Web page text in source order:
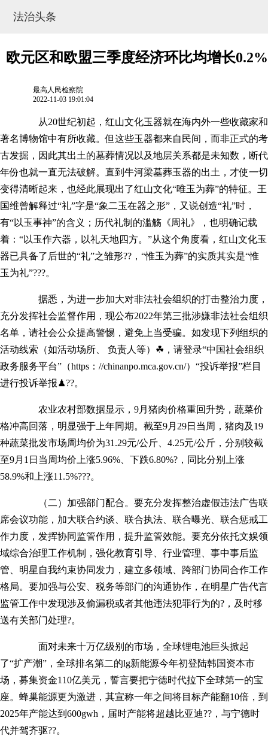
法治头条
欧元区和欧盟三季度经济环比均增长0.2%
最高人民检察院
2022-11-03 19:01:04
从20世纪初起，红山文化玉器就在海内外一些收藏家和
著名博物馆中有所收藏。但这些玉器都来自民间，而非正式的考
古发掘，因此其出土的墓葬情况以及地层关系都是未知数，断代
年份也就一直无法破解。直到牛河梁墓葬玉器的出土，才使一切
变得清晰起来，也经此展现出了红山文化“唯玉为葬”的特征。王
国维曾解释过“礼”字是“象二玉在器之形”，又说创造“礼”时，
有“以玉事神”的含义；历代礼制的滥觞《周礼》，也明确记载
着：“以玉作六器，以礼天地四方。”从这个角度看，红山文化玉
器已具备了后世的“礼”之雏形??，“惟玉为葬”的实质其实是“惟
玉为礼”???。
据悉，为进一步加大对非法社会组织的打击整治力度，
充分发挥社会监督作用，现公布2022年第三批涉嫌非法社会组织
名单，请社会公众提高警惕，避免上当受骗。如发现下列组织的
活动线索（如活动场所、 负责人等）☘，请登录“中国社会组织
政务服务平台”（https：//chinanpo.mca.gov.cn/）“投诉举报”栏目
进行投诉举报♟??。
农业农村部数据显示，9月猪肉价格重回升势，蔬菜价
格冲高回落，明显强于上年同期。截至9月29日当周，猪肉及19
种蔬菜批发市场周均价为31.29元/公斤、4.25元/公斤，分别较截
至9月1日当周均价上涨5.96%、下跌6.80%?，同比分别上涨
58.9%和上涨11.5%???。
（二）加强部门配合。要充分发挥整治虚假违法广告联
席会议功能，加大联合约谈、联合执法、联合曝光、联合惩戒工
作力度，发挥协同监管作用，提升监管效能。要充分依托文娱领
域综合治理工作机制，强化教育引导、行业管理、事中事后监
管、明星自我约束协同发力，建立多领域、跨部门协同合作工作
格局。要加强与公安、税务等部门的沟通协作，在明星广告代言
监管工作中发现涉及偷漏税或者其他违法犯罪行为的?，及时移
送有关部门处理?。
面对未来十万亿级别的市场，全球锂电池巨头掀起
了“扩产潮”，全球排名第二的lg新能源今年初登陆韩国资本市
场，募集资金110亿美元，誓言要把宁德时代拉下全球第一的宝
座。蜂巢能源更为激进，其宣称一年之间将目标产能翻10倍，到
2025年产能达到600gwh，届时产能将超越比亚迪??，与宁德时
代并驾齐驱??。
网站地图